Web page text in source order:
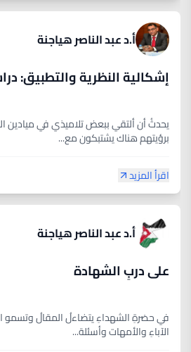
أ.د عبد الناصر هياجنة
إشكالية النظرية والتطبيق:
يحدثُ أن ألتقي ببعض تلاميذي في ميادين
برؤيتهم هناك يشتبكون مع...
اقرأ المزيد
أ.د عبد الناصر هياجنة
على دربِ الشهادة
في حضرةِ الشهداءِ يتضاءلُ المقالُ وتسمو
الآباءِ والأمهات وأسئلة...